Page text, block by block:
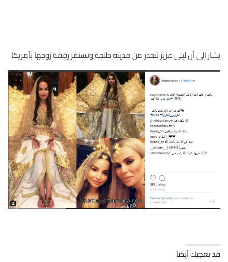
يشار إلى أن ليلى عزيز تنحدر من مدينة طنجة وتستقر رفقة زوجها بأمريكا
قد يعجبك أيضا